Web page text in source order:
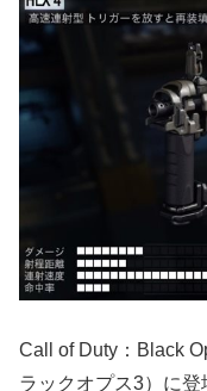
Call of Duty：Black
ラックオプス3）に